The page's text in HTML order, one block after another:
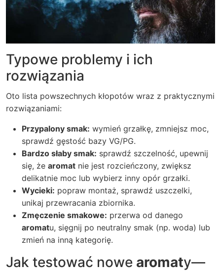
Typowe problemy i ich
rozwiązania
Oto lista powszechnych kłopotów wraz z praktycznymi
rozwiązaniami:
Przypalony smak: wymień grzałkę, zmniejsz moc,
sprawdź gęstość bazy VG/PG.
Bardzo słaby smak: sprawdź szczelność, upewnij
się, że aromat nie jest rozcieńczony, zwiększ
delikatnie moc lub wybierz inny opór grzałki.
Wycieki: popraw montaż, sprawdź uszczelki,
unikaj przewracania zbiornika.
Zmęczenie smakowe: przerwa od danego
aromatu, sięgnij po neutralny smak (np. woda) lub
zmień na inną kategorię.
Jak testować nowe aromaty—